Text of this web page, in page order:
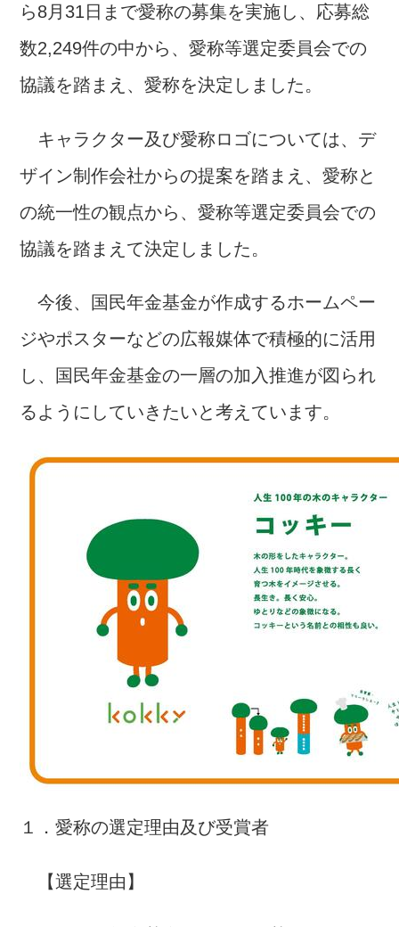
ら8月31日まで愛称の募集を実施し、応募総
数2,249件の中から、愛称等選定委員会での
協議を踏まえ、愛称を決定しました。
キャラクター及び愛称ロゴについては、デ
ザイン制作会社からの提案を踏まえ、愛称と
の統一性の観点から、愛称等選定委員会での
協議を踏まえて決定しました。
今後、国民年金基金が作成するホームペー
ジやポスターなどの広報媒体で積極的に活用
し、国民年金基金の一層の加入推進が図られ
るようにしていきたいと考えています。
１．愛称の選定理由及び受賞者
【選定理由】